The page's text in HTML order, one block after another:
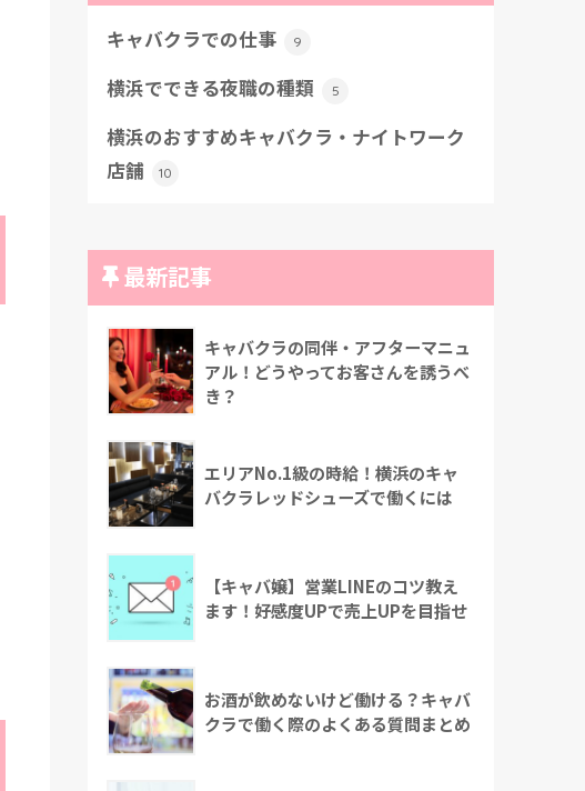
キャバクラでの仕事 9
横浜でできる夜職の種類 5
横浜のおすすめキャバクラ・ナイトワーク
店舗
10
最新記事
キャバクラの同伴・アフターマニュ
アル！どうやってお客さんを誘うべ
き？
エリアNo.1級の時給！横浜のキャ
バクラレッドシューズで働くには
【キャバ嬢】営業LINEのコツ教え
ます！好感度UPで売上UPを目指せ
お酒が飲めないけど働ける？キャバ
クラで働く際のよくある質問まとめ